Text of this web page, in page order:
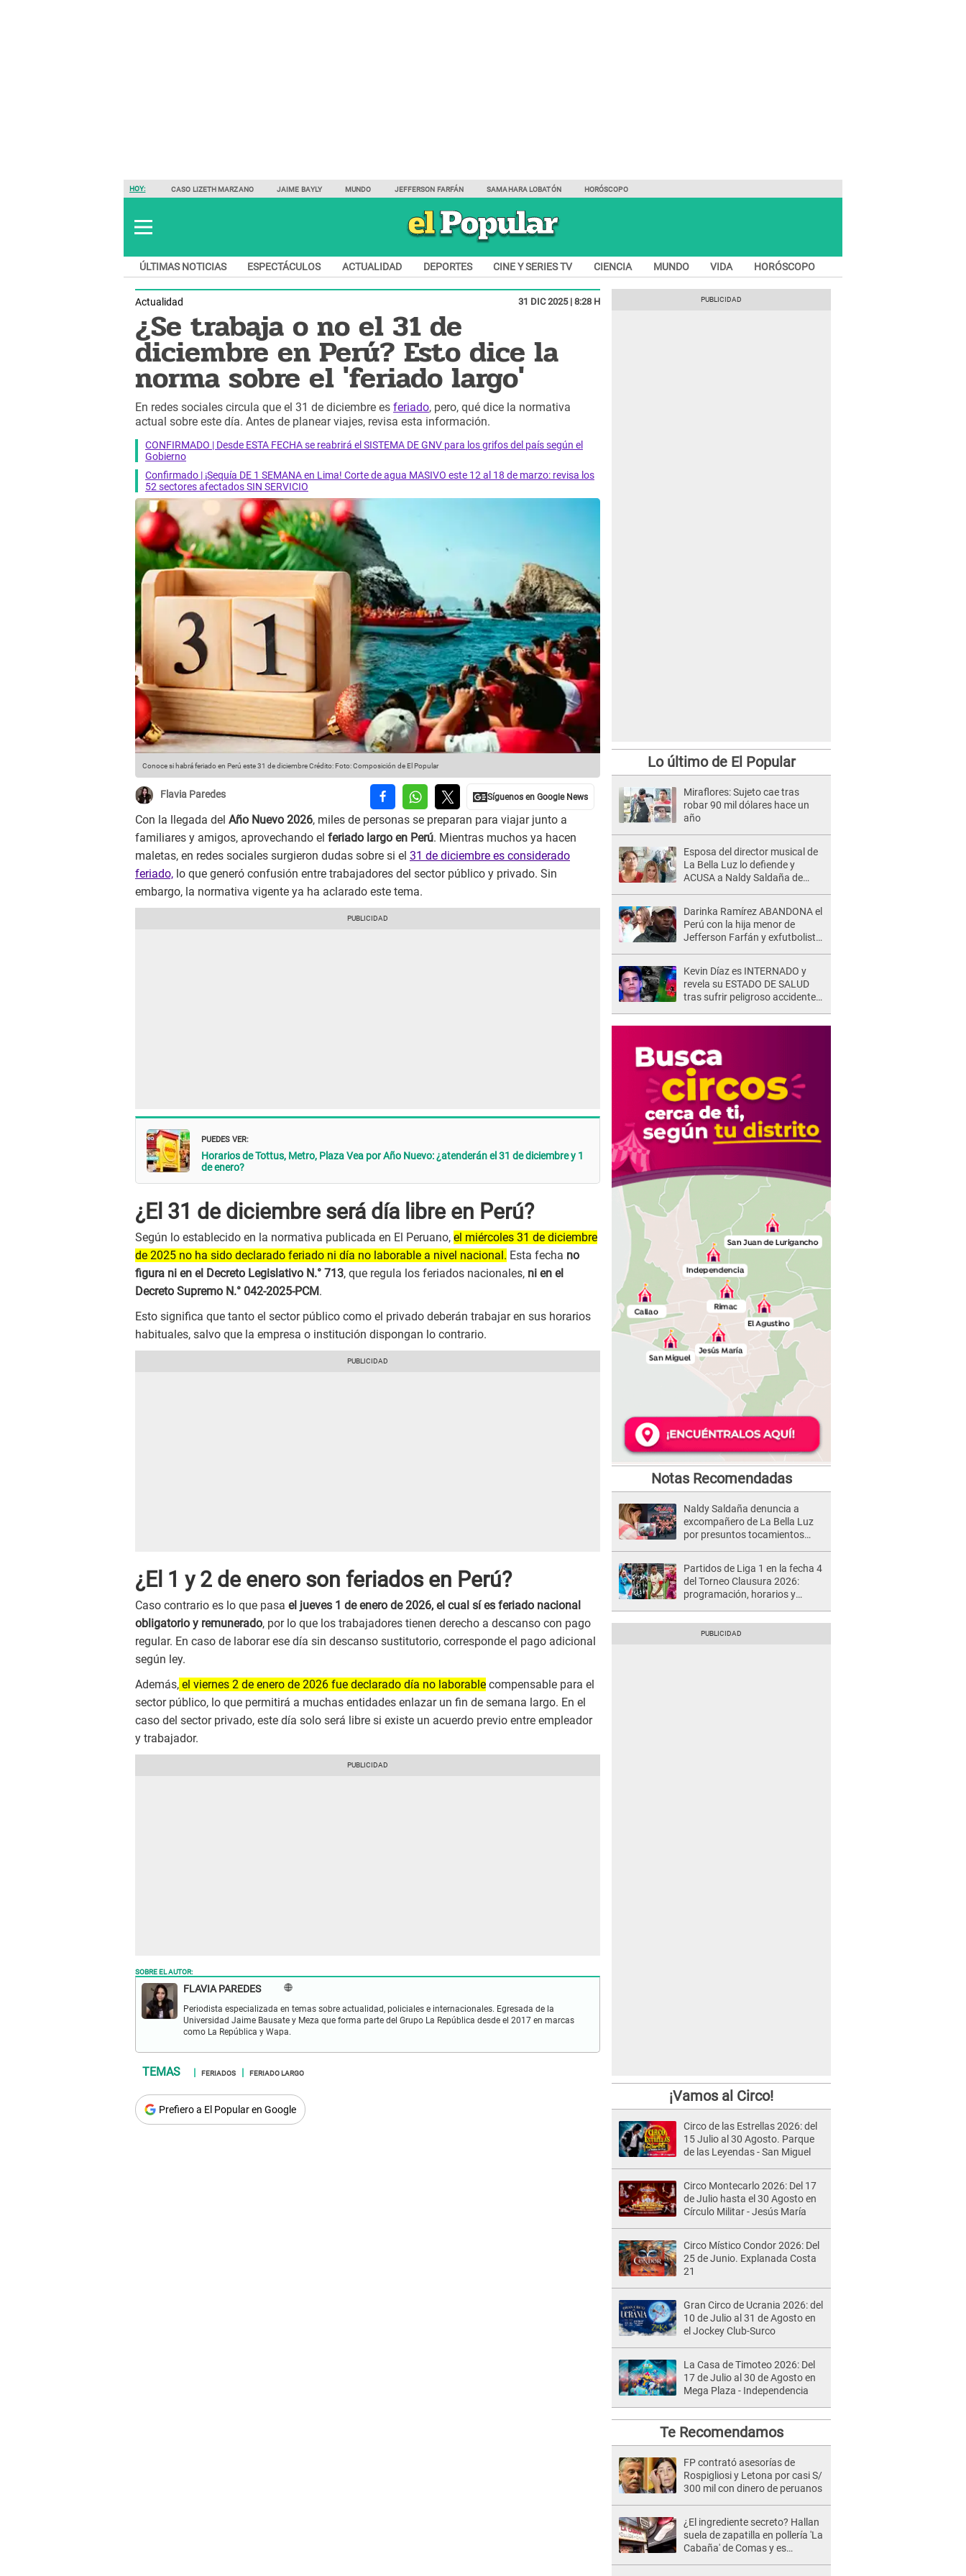
HOY: CASO LIZETH MARZANO JAIME BAYLY MUNDO JEFFERSON FARFÁN SAMAHARA LOBATÓN HORÓSCOPO
ÚLTIMAS NOTICIAS ESPECTÁCULOS ACTUALIDAD DEPORTES CINE Y SERIES TV CIENCIA MUNDO VIDA HORÓSCOPO
Actualidad 31 DIC 2025 | 8:28 H
¿Se trabaja o no el 31 de
diciembre en Perú? Esto dice la
norma sobre el 'feriado largo'
En redes sociales circula que el 31 de diciembre es feriado, pero, qué dice la normativa
actual sobre este día. Antes de planear viajes, revisa esta información.
CONFIRMADO | Desde ESTA FECHA se reabrirá el SISTEMA DE GNV para los grifos del país según el
Gobierno
Confirmado | ¡Sequía DE 1 SEMANA en Lima! Corte de agua MASIVO este 12 al 18 de marzo: revisa los
52 sectores afectados SIN SERVICIO
Conoce si habrá feriado en Perú este 31 de diciembreCrédito: Foto: Composición de El Popular
Flavia Paredes
Con la llegada del Año Nuevo 2026, miles de personas se preparan para viajar junto a
familiares y amigos, aprovechando el feriado largo en Perú. Mientras muchos ya hacen
maletas, en redes sociales surgieron dudas sobre si el 31 de diciembre es considerado
feriado, lo que generó confusión entre trabajadores del sector público y privado. Sin
embargo, la normativa vigente ya ha aclarado este tema.
PUEDES VER:
Horarios de Tottus, Metro, Plaza Vea por Año Nuevo: ¿atenderán el 31 de diciembre y 1
de enero?
¿El 31 de diciembre será día libre en Perú?
Según lo establecido en la normativa publicada en El Peruano, el miércoles 31 de diciembre
de 2025 no ha sido declarado feriado ni día no laborable a nivel nacional. Esta fecha no
figura ni en el Decreto Legislativo N.° 713, que regula los feriados nacionales, ni en el
Decreto Supremo N.° 042-2025-PCM.
Esto significa que tanto el sector público como el privado deberán trabajar en sus horarios
habituales, salvo que la empresa o institución dispongan lo contrario.
¿El 1 y 2 de enero son feriados en Perú?
Caso contrario es lo que pasa el jueves 1 de enero de 2026, el cual sí es feriado nacional
obligatorio y remunerado, por lo que los trabajadores tienen derecho a descanso con pago
regular. En caso de laborar ese día sin descanso sustitutorio, corresponde el pago adicional
según ley.
Además, el viernes 2 de enero de 2026 fue declarado día no laborable compensable para el
sector público, lo que permitirá a muchas entidades enlazar un fin de semana largo. En el
caso del sector privado, este día solo será libre si existe un acuerdo previo entre empleador
y trabajador.
SOBRE EL AUTOR:
FLAVIA PAREDES
Periodista especializada en temas sobre actualidad, policiales e internacionales. Egresada de la
Universidad Jaime Bausate y Meza que forma parte del Grupo La República desde el 2017 en marcas
como La República y Wapa.
FERIADOS FERIADO LARGO
Prefiero a El Popular en Google
Lo último de El Popular
Miraflores: Sujeto cae tras
robar 90 mil dólares hace un
año
Esposa del director musical de
La Bella Luz lo defiende y
ACUSA a Naldy Saldaña de
Darinka Ramírez ABANDONA el
Perú con la hija menor de
Jefferson Farfán y exfutbolista
Kevin Díaz es INTERNADO y
revela su ESTADO DE SALUD
tras sufrir peligroso accidente
Notas Recomendadas
Naldy Saldaña denuncia a
excompañero de La Bella Luz
por presuntos tocamientos
Partidos de Liga 1 en la fecha 4
del Torneo Clausura 2026:
programación, horarios y
¡Vamos al Circo!
Circo de las Estrellas 2026: del
15 Julio al 30 Agosto. Parque
de las Leyendas - San Miguel
Circo Montecarlo 2026: Del 17
de Julio hasta el 30 Agosto en
Círculo Militar - Jesús María
Circo Místico Condor 2026: Del
25 de Junio. Explanada Costa
21
Gran Circo de Ucrania 2026: del
10 de Julio al 31 de Agosto en
el Jockey Club-Surco
La Casa de Timoteo 2026: Del
17 de Julio al 30 de Agosto en
Mega Plaza - Independencia
Te Recomendamos
FP contrató asesorías de
Rospigliosi y Letona por casi S/
300 mil con dinero de peruanos
¿El ingrediente secreto? Hallan
suela de zapatilla en pollería 'La
Cabaña' de Comas y es